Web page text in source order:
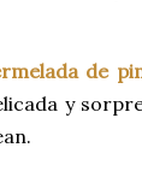
de
y